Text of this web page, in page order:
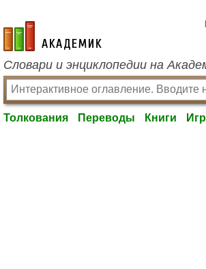
academic.ru
Словари и энциклопедии на
Толкования Переводы Книги